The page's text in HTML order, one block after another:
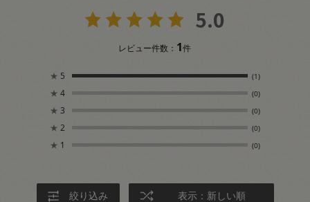
5.0
レビュー件数： 1件
★ 5 (1)
★ 4 (0)
★ 3 (0)
★ 2 (0)
★ 1 (0)
絞り込み 表示：新しい順